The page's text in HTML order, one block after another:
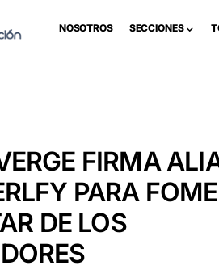
NOSOTROS SECCIONES
FIRMA
PARA
DE LOS